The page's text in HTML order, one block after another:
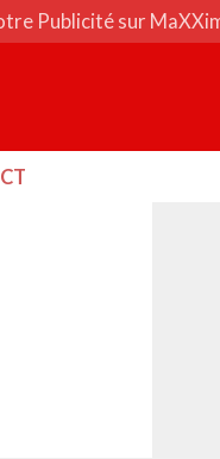
Publicité sur